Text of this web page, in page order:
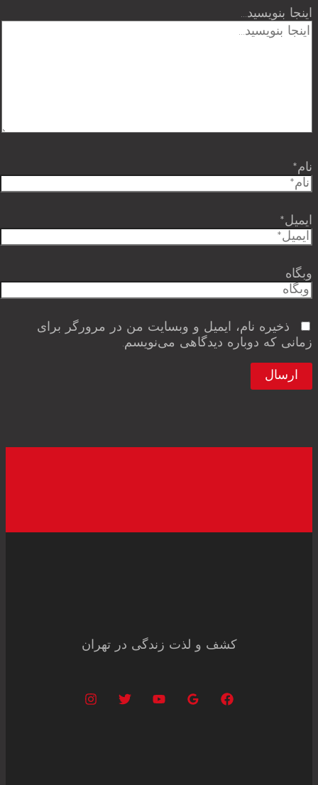
اینجا بنویسید…
نام*
ایمیل*
وبگاه
ذخیره نام، ایمیل و وبسایت من در مرورگر برای
زمانی که دوباره دیدگاهی می‌نویسم.
کشف و لذت زندگی در تهران